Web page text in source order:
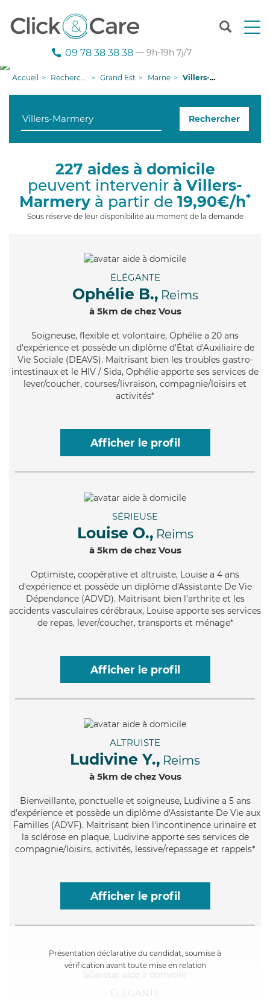
T
n
g
09 78 38 38 38 — 9h-19h 7j/7
Accueil Recherche aide à domicile Grand Est Marne Villers-Marmery
Rechercher
227 aides à domicile
peuvent intervenir à Villers-
Marmery à partir de 19,90€/h*
Sous réserve de leur disponibilité au moment de la demande
ÉLÉGANTE
Ophélie B., Reims
à 5km de chez Vous
Soigneuse, flexible et volontaire, Ophélie a 20 ans
d'expérience et possède un diplôme d'État d'Auxiliaire de
Vie Sociale (DEAVS). Maitrisant bien les troubles gastro-
intestinaux et le HIV / Sida, Ophélie apporte ses services de
lever/coucher, courses/livraison, compagnie/loisirs et
activités*
Afficher le profil
SÉRIEUSE
Louise O., Reims
à 5km de chez Vous
Optimiste, coopérative et altruiste, Louise a 4 ans
d'expérience et possède un diplôme d'Assistante De Vie
Dépendance (ADVD). Maitrisant bien l'arthrite et les
accidents vasculaires cérébraux, Louise apporte ses services
de repas, lever/coucher, transports et ménage*
Afficher le profil
ALTRUISTE
Ludivine Y., Reims
à 5km de chez Vous
Bienveillante, ponctuelle et soigneuse, Ludivine a 5 ans
d'expérience et possède un diplôme d'Assistante De Vie aux
Familles (ADVF). Maitrisant bien l'incontinence urinaire et
la sclérose en plaque, Ludivine apporte ses services de
compagnie/loisirs, activités, lessive/repassage et rappels*
Afficher le profil
Présentation déclarative du candidat, soumise à
vérification avant toute mise en relation
ÉLÉGANTE